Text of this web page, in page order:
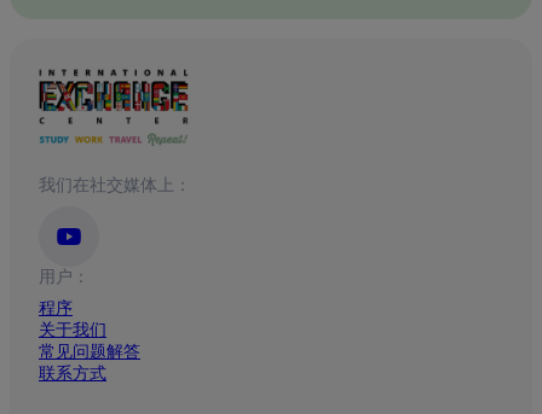
我们在社交媒体上：
用户：
程序
关于我们
常见问题解答
联系方式